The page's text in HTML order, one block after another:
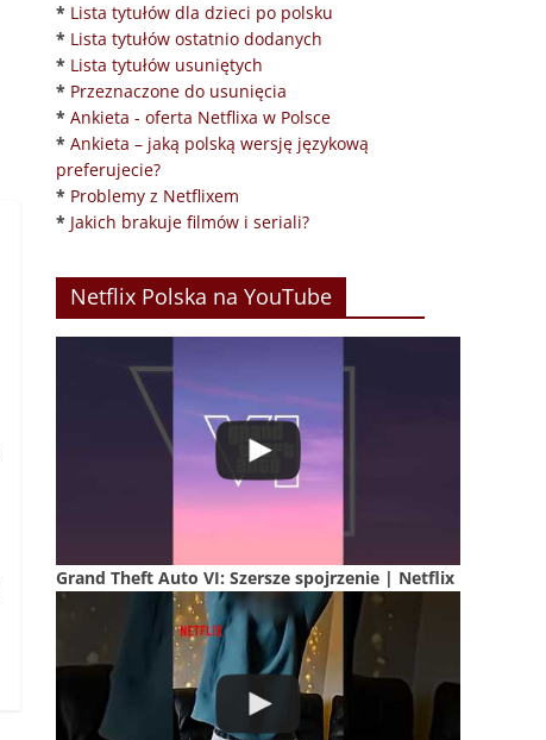
* Lista tytułów dla dzieci po polsku
* Lista tytułów ostatnio dodanych
* Lista tytułów usuniętych
* Przeznaczone do usunięcia
* Ankieta - oferta Netflixa w Polsce
* Ankieta – jaką polską wersję językową
preferujecie?
* Problemy z Netflixem
* Jakich brakuje filmów i seriali?
Netflix Polska na YouTube
Grand Theft Auto VI: Szersze spojrzenie | Netflix